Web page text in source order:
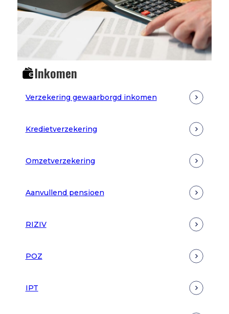
Inkomen
Verzekering gewaarborgd inkomen
Kredietverzekering
Omzetverzekering
Aanvullend pensioen
RIZIV
POZ
IPT